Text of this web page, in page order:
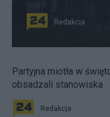
Redakcja
Partyjna miotła w
obsadzali stanowiska
Redakcja